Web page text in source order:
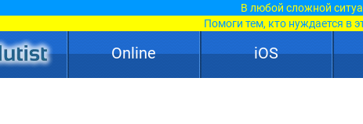
В любой сложной
Помоги тем, кто нуждается в
Online iOS